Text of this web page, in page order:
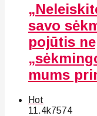
savo
pojūtis
mums
Hot
11.4k7574